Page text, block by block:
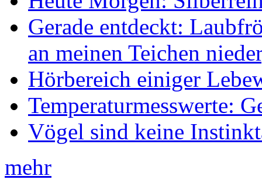
Gerade entdeckt:
an meinen Teichen
Hörbereich einiger
Temperaturmesswerte:
Vögel sind keine
mehr